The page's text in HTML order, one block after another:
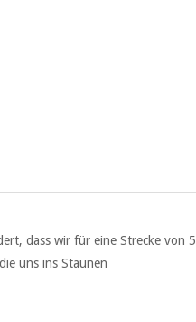
dass wir für eine Strecke von 5
uns ins Staunen